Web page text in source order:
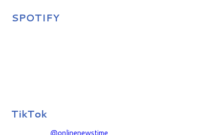
SPOTIFY
TikTok
@onlinenewstime